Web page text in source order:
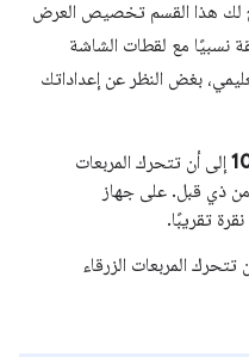
لك هذا القسم تخصيص العرض
نسبيًا مع لقطات الشاشة
بغض النظر عن إعداداتك
إلى أن تتحرك المربعات
ذي قبل. على جهاز
المربعات الزرقاء